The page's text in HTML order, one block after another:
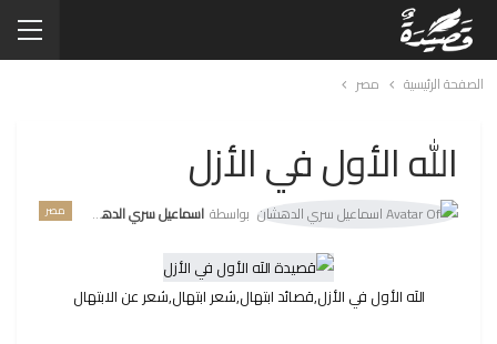
الصفحة الرئيسية مصر
الله الأول في الأزل
مصر بواسطة اسماعيل سري الدهشان
اللَه الأول في الأزل,قصائد ابتهال,شعر ابتهال,شعر عن الابتهال